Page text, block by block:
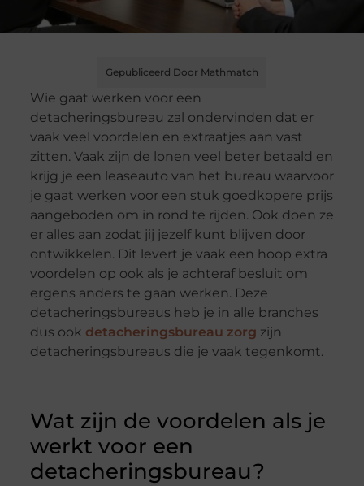
Gepubliceerd Door Mathmatch
Wie gaat werken voor een
detacheringsbureau zal ondervinden dat er
vaak veel voordelen en extraatjes aan vast
zitten. Vaak zijn de lonen veel beter betaald en
krijg je een leaseauto van het bureau waarvoor
je gaat werken voor een stuk goedkopere prijs
aangeboden om in rond te rijden. Ook doen ze
er alles aan zodat jij jezelf kunt blijven door
ontwikkelen. Dit levert je vaak een hoop extra
voordelen op ook als je achteraf besluit om
ergens anders te gaan werken. Deze
detacheringsbureaus heb je in alle branches
dus ook detacheringsbureau zorg zijn
detacheringsbureaus die je vaak tegenkomt.
Wat zijn de voordelen als je
werkt voor een
detacheringsbureau?